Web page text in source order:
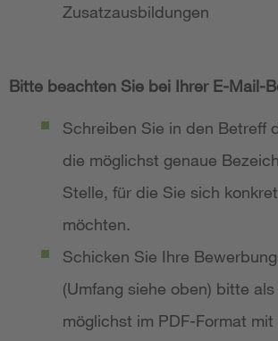
Zusatzausbildungen
Bitte beachten Sie bei Ihrer E-Mail-
Schreiben Sie in den Betreff
die möglichst genaue
Stelle, für die Sie sich
möchten.
Schicken Sie Ihre
(Umfang siehe oben) bitte
möglichst im PDF-Format mit